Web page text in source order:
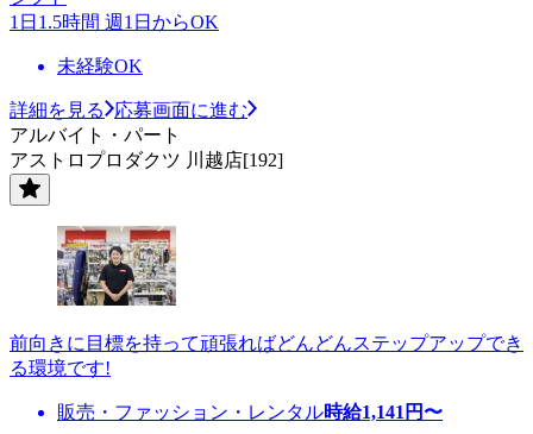
1日1.5時間 週1日からOK
未経験OK
詳細を見る
応募画面に進む
アルバイト・パート
アストロプロダクツ 川越店[192]
前向きに目標を持って頑張ればどんどんステップアップでき
る環境です!
販売・ファッション・レンタル時給1,141 円〜